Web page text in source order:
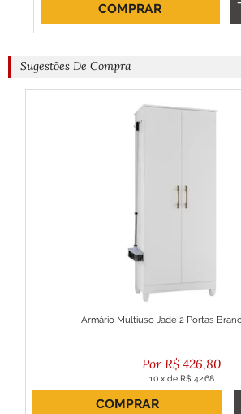
COMPRAR
Sugestões De Compra
Armário Multiuso Jade 2 Portas
R$ 426,80
10 x de R$ 42,68
ou R$ 384,12 no boleto
COMPRAR